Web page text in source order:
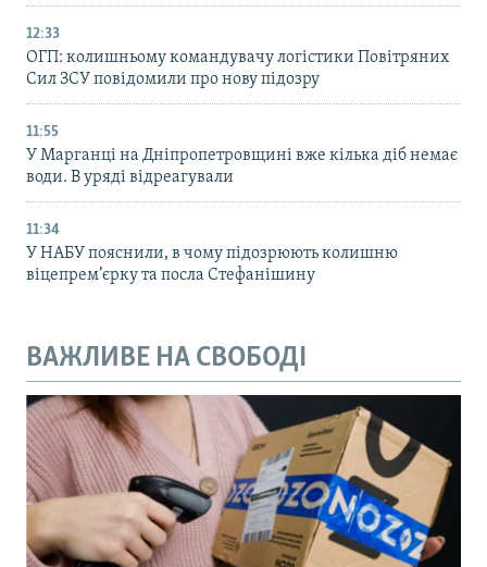
12:33
ОГП: колишньому командувачу логістики Повітряних
Сил ЗСУ повідомили про нову підозру
11:55
У Марганці на Дніпропетровщині вже кілька діб немає
води. В уряді відреагували
11:34
У НАБУ пояснили, в чому підозрюють колишню
віцепрем’єрку та посла Стефанішину
ВАЖЛИВЕ НА СВОБОДІ